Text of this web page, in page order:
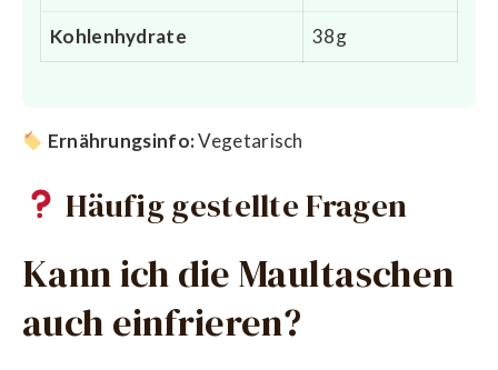
Kohlenhydrate 38g
Ernährungsinfo:Vegetarisch
Häufig gestellte Fragen
Kann ich die Maultaschen
auch einfrieren?